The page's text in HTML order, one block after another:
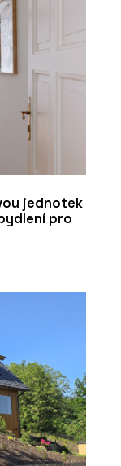
jednotek
pro